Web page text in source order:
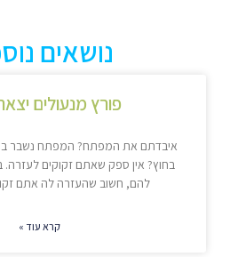
נושאים
פורץ מנעולים
איבדתם את המפתח? המפתח נשבר
בחוץ? אין ספק שאתם זקוקים לעזרה.
להם, חשוב שהעזרה לה אתם
קרא עוד »